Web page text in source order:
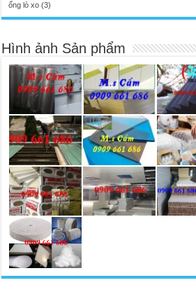
ống lò xo (3)
Hình ảnh Sản phẩm